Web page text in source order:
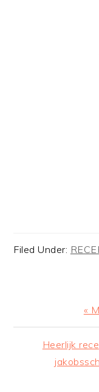
Filed Under:
«
Next
Post:
Heerlijk